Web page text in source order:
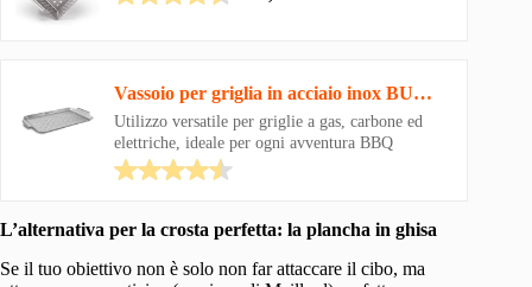
Vassoio per griglia in acciaio inox BURNHARD® di alta qualità, resistente al forno, lavabile in…
Utilizzo versatile per griglie a gas, carbone ed
elettriche, ideale per ogni avventura BBQ
L’alternativa per la crosta perfetta: la plancha in ghisa
Se il tuo obiettivo non è solo non far attaccare il cibo, ma